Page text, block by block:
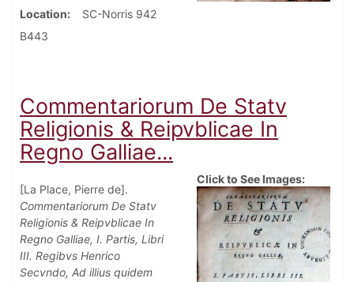
Location
SC-Norris 942
B443
Commentariorum De Statv
Religionis & Reipvblicae In
Regno Galliae...
[La Place, Pierre de].
Commentariorum De Statv
Religionis & Reipvblicae In
Regno Galliae, I. Partis, Libri
III. Regibvs Henrico
Secvndo, Ad illius quidem
Click to See Images: